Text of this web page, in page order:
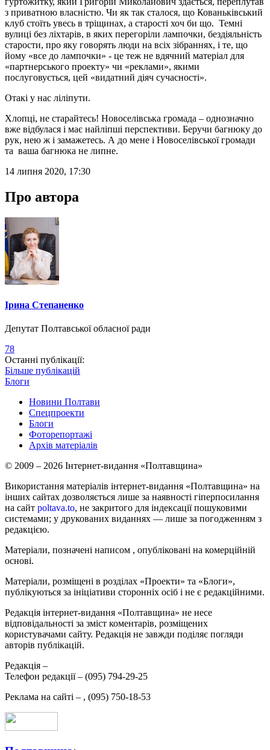
з приватною власністю. Чи як так сталося, що Кованьківський
клуб стоїть увесь в тріщинах, а старості хоч би що. Темні
вулиці без ліхтарів, в яких перегоріли лампочки, бездіяльність
старости, про яку говорять люди на всіх зібраннях, і те, що
йому «все до лампочки» - це теж не вдячний матеріал для
«партнерського проекту» чи «реклами», якими
послуговується, цей «видатний діяч сучасності».
Отакі у нас ліліпути.
Хлопці, не старайтесь! Новоселівська громада – однозначно
вже відбулася і має найліпші перспективи. Беручи багнюку до
рук, нею ж і замажетесь. А до мене і Новоселівської громади
та ваша багнюка не липне.
14 липня 2020, 17:30
Про автора
Ірина Степаненко
Депутат Полтавської обласної ради
78
Останні публікації:
Більше публікацій
Блоги
Новини Полтави
Спецпроекти
Блоги
Фоторепортажі
Архів матеріалів
© 2009 – 2026 Інтернет-видання «Полтавщина»
Використання матеріалів інтернет-видання «Полтавщина» на
інших сайтах дозволяється лише за наявності гіперпосилання
на сайт poltava.to, не закритого для індексації пошуковими
системами; у друкованих виданнях — лише за погодженням з
редакцією.
Матеріали, позначені написом , опубліковані на комерційній
основі.
Матеріали, розміщені в розділах «Проекти» та «Блоги»,
публікуються за ініціативи сторонніх осіб і не є редакційними.
Редакція інтернет-видання «Полтавщина» не несе
відповідальності за зміст коментарів, розміщених
користувачами сайту. Редакція не завжди поділяє погляди
авторів публікацій.
Редакція –
Телефон редакції – (095) 794-29-25
Реклама на сайті – , (095) 750-18-53